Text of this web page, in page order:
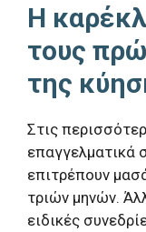
Η
τους
της
Στις
επαγγελματικά
επιτρέπουν
τριών μηνών.
ειδικές